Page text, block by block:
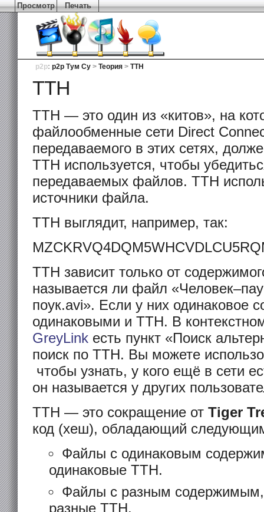
Просмотр Печать
p2p: p2p Тум Су > Теория > TTH
TTH
TTH — это один из «китов», на
файлообменные сети Direct
передаваемого в этих сетях,
TTH используется, чтобы
передаваемых файлов. TTH
источники файла.
TTH выглядит, например, так:
TTH зависит только от
называется ли файл
поук.avi». Если у них одинаковое
одинаковыми и TTH. В
GreyLink есть пункт «Поиск
поиск по TTH. Вы можете
чтобы узнать, у кого ещё в сети
он называется у других
TTH — это сокращение от Tiger
код (хеш), обладающий
Файлы с одинаковым
одинаковые TTH.
Файлы с разным содержимым,
разные TTH.